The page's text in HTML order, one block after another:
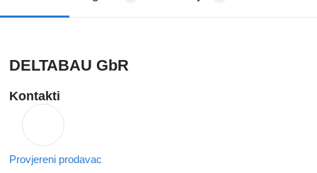
DELTABAU GbR
Kontakti
Provjereni prodavac